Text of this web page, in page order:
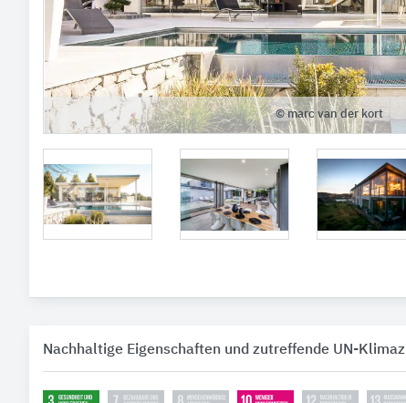
© marc van der kort
Nachhaltige Eigenschaften und zutreffende UN-